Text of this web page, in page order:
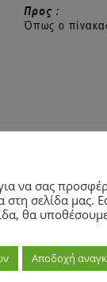
να σας
στη σελίδα μας.
θα
Αποδοχή